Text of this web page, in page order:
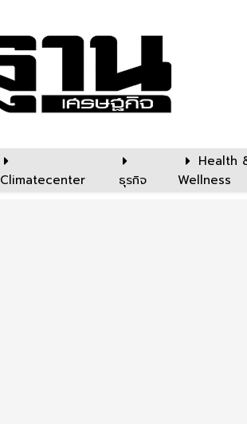
Climatecenter ธุรกิจ
Health
Wellness